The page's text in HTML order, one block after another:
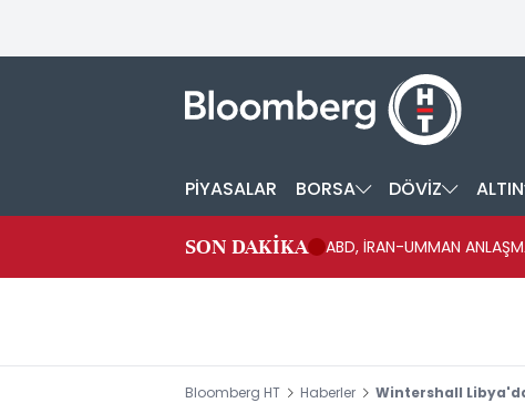
PİYASALAR BORSA DÖVİZ ALTIN
SON DAKİKA ABD, İRAN-UMMAN
Bloomberg HT Haberler Wintershall